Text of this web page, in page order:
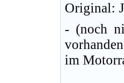
Original:
- (noch
im